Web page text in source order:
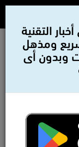
التقنية
ومذهل
وبدون أى